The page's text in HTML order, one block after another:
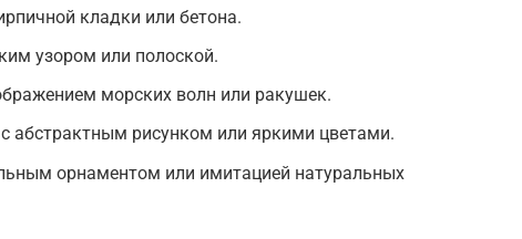
кладки или бетона.
узором или полоской.
морских волн или ракушек.
абстрактным рисунком или яркими цветами.
орнаментом или имитацией натуральных